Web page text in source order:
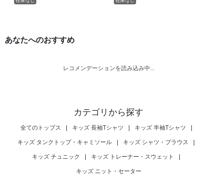
あなたへのおすすめ
レコメンデーションを読み込み中...
カテゴリから探す
全てのトップス | キッズ 長袖Tシャツ | キッズ 半袖Tシャツ |
キッズ タンクトップ・キャミソール | キッズ シャツ・ブラウス |
キッズ チュニック | キッズ トレーナー・スウェット |
キッズ ニット・セーター